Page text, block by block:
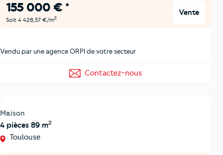
155 000 € *
Soit 4 428,57 €/m2
Vente
Vendu par une agence ORPI de votre secteur
Contactez-nous
Maison
4 pièces 89 m2
Toulouse